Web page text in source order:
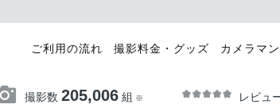
ご利用の流れ 撮影料金・グッズ カメラマ
撮影数 205,006組 ※ レビュ